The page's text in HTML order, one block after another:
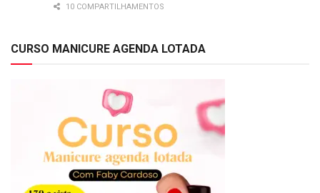
10 COMPARTILHAMENTOS
CURSO MANICURE AGENDA LOTADA